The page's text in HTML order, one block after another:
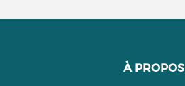
À PROPOS